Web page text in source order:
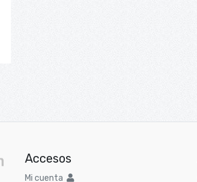
Accesos
Mi cuenta